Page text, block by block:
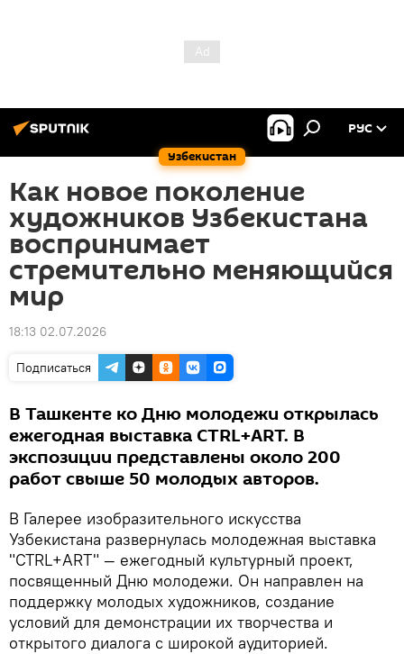
Узбекистан
РУС
Как новое поколение
художников Узбекистана
воспринимает
стремительно меняющийся
мир
18:13 02.07.2026
Подписаться
В Ташкенте ко Дню молодежи открылась
ежегодная выставка CTRL+ART. В
экспозиции представлены около 200
работ свыше 50 молодых авторов.
В Галерее изобразительного искусства
Узбекистана развернулась молодежная выставка
"CTRL+ART" — ежегодный культурный проект,
посвященный Дню молодежи. Он направлен на
поддержку молодых художников, создание
условий для демонстрации их творчества и
открытого диалога с широкой аудиторией.